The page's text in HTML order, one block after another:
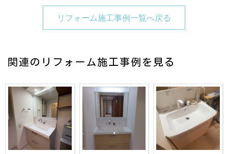
リフォーム施工事例一覧へ戻る
関連のリフォーム施工事例を見る